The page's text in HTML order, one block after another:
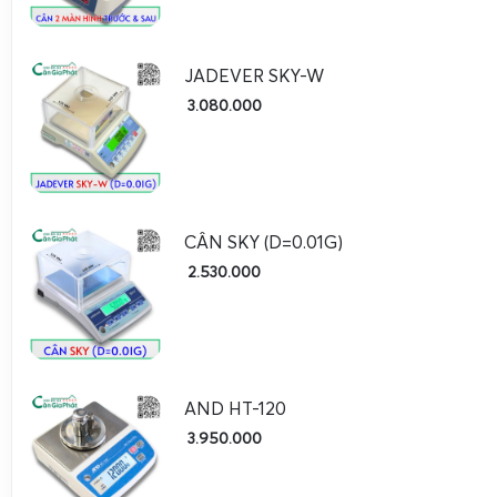
Hướng dẫn sử dụng, hiệu chuẩn và sửa chữa
SKY
JADEVER SKY-W
3.080.000
CÂN SKY (D=0.01G)
2.530.000
AND HT-120
3.950.000